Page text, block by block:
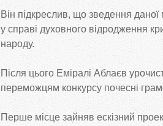
Він підкреслив, що зведення
у справі духовного відродження
народу.
Після цього Еміралі Аблаєв
переможцям конкурсу почесні
Перше місце зайняв ескізний